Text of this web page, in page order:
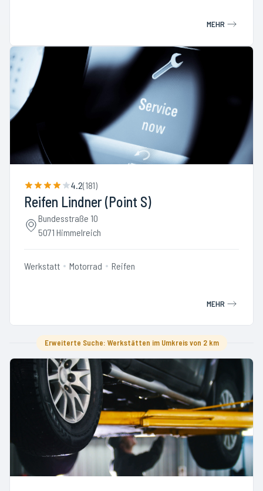
MEHR
4.2(181)
Reifen Lindner (Point S)
Bundesstraße 10
5071 Himmelreich
Werkstatt Motorrad Reifen
MEHR
Erweiterte Suche: Werkstätten im Umkreis von 2 km